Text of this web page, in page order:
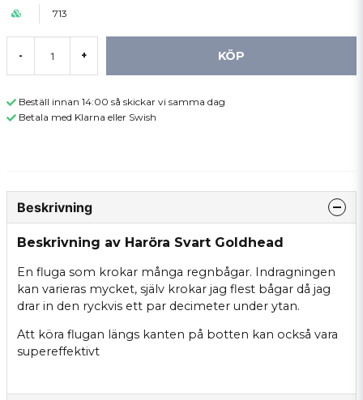
713
- + KÖP
Beställ innan 14:00 så skickar vi samma dag
Betala med Klarna eller Swish
Beskrivning
Beskrivning av Haröra Svart Goldhead
En fluga som krokar många regnbågar. Indragningen
kan varieras mycket, själv krokar jag flest bågar då jag
drar in den ryckvis ett par decimeter under ytan.
Att köra flugan längs kanten på botten kan också vara
supereffektivt